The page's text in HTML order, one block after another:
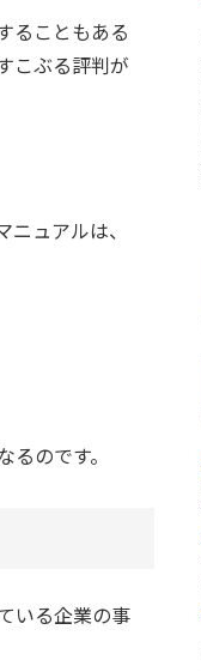
ることもある
こぶる評判が
ュアルは、
るのです。
いる企業の事